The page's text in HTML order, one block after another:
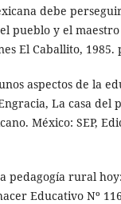
debe
pueblo y el
El Caballito, 1985.
aspectos de la
La casa del
México: SEP,
pedagogía rural
Educativo Nº